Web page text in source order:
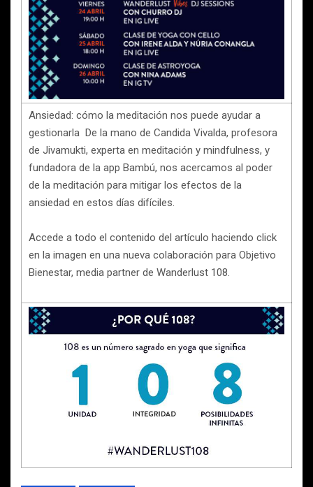
Ansiedad: cómo la meditación nos puede ayudar a
gestionarla De la mano de Candida Vivalda, profesora
de Jivamukti, experta en meditación y mindfulness, y
fundadora de la app Bambú, nos acercamos al poder
de la meditación para mitigar los efectos de la
ansiedad en estos días difíciles.
Accede a todo el contenido del artículo haciendo click
en la imagen en una nueva colaboración para Objetivo
Bienestar, media partner de Wanderlust 108.